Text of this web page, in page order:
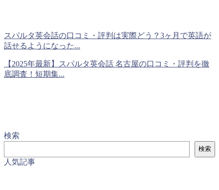
スパルタ英会話の口コミ・評判は実際どう？3ヶ月で英語が
話せるようになった...
【2025年最新】スパルタ英会話 名古屋の口コミ・評判を徹
底調査！短期集...
検索
検索
人気記事